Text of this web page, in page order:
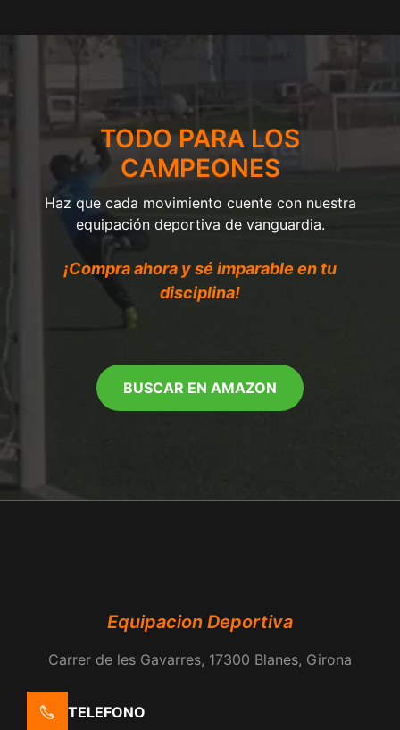
TODO PARA LOS
CAMPEONES
Haz que cada movimiento cuente con nuestra
equipación deportiva de vanguardia.
¡Compra ahora y sé imparable en tu
disciplina!
BUSCAR EN AMAZON
Equipacion Deportiva
Carrer de les Gavarres, 17300 Blanes, Girona
TELEFONO